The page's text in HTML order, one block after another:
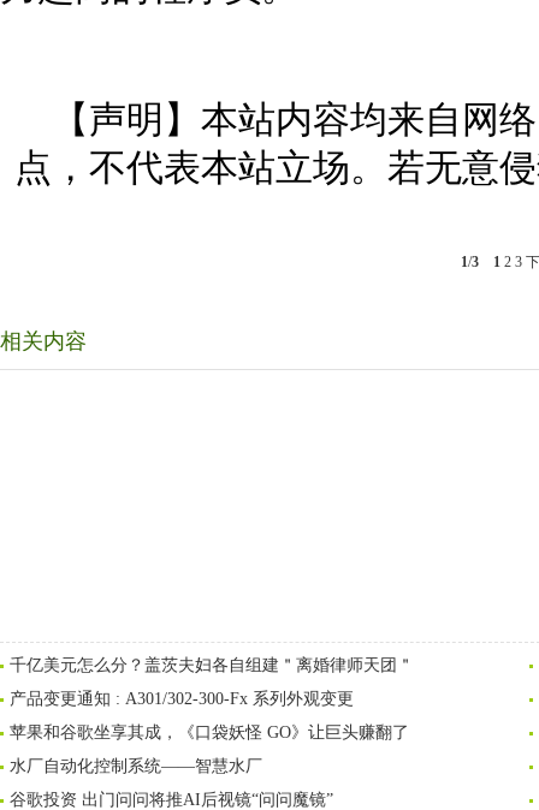
【声明】本站内容均来自网
点，不代表本站立场。若无意
1/3 1 2 3
相关内容
千亿美元怎么分？盖茨夫妇各自组建＂离婚律师天团＂
产品变更通知 : A301/302-300-Fx 系列外观变更
苹果和谷歌坐享其成，《口袋妖怪 GO》让巨头赚翻了
水厂自动化控制系统——智慧水厂
谷歌投资 出门问问将推AI后视镜“问问魔镜”